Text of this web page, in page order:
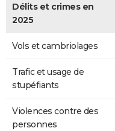
Délits et crimes en
2025
Vols et cambriolages
Trafic et usage de
stupéfiants
Violences contre des
personnes